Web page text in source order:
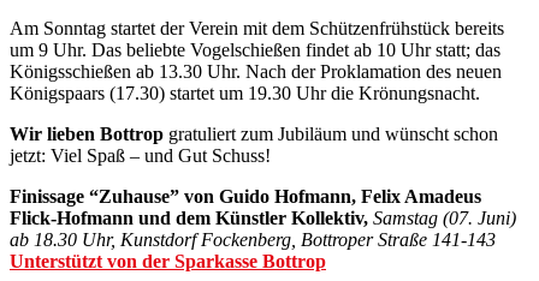
Am Sonntag startet der Verein mit dem Schützenfrühstück bereits
um 9 Uhr. Das beliebte Vogelschießen findet ab 10 Uhr statt; das
Königsschießen ab 13.30 Uhr. Nach der Proklamation des neuen
Königspaars (17.30) startet um 19.30 Uhr die Krönungsnacht.
Wir lieben Bottrop gratuliert zum Jubiläum und wünscht schon
jetzt: Viel Spaß – und Gut Schuss!
Finissage “Zuhause” von Guido Hofmann, Felix Amadeus
Flick-Hofmann und dem Künstler Kollektiv, Samstag (07. Juni)
ab 18.30 Uhr, Kunstdorf Fockenberg, Bottroper Straße 141-143
Unterstützt von der Sparkasse Bottrop